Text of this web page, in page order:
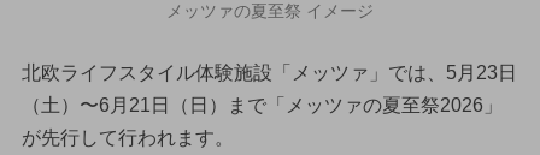
メッツァの夏至祭 イメージ
北欧ライフスタイル体験施設「メッツァ」では、5月23日
（土）〜6月21日（日）まで「メッツァの夏至祭2026」
が先行して行われます。